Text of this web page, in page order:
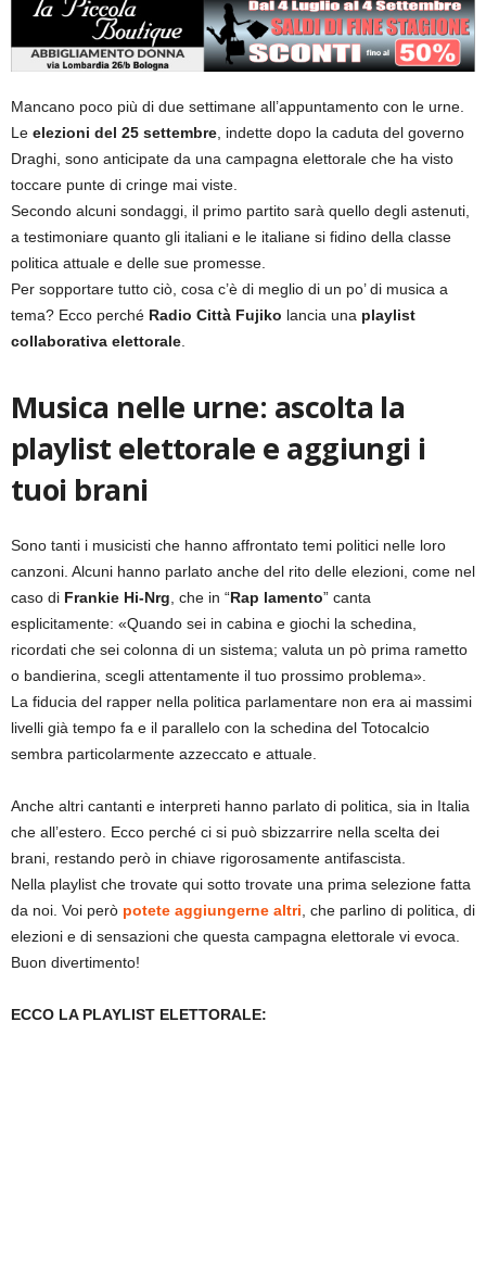
Mancano poco più di due settimane all’appuntamento con le urne.
Le elezioni del 25 settembre, indette dopo la caduta del governo
Draghi, sono anticipate da una campagna elettorale che ha visto
toccare punte di cringe mai viste.
Secondo alcuni sondaggi, il primo partito sarà quello degli astenuti,
a testimoniare quanto gli italiani e le italiane si fidino della classe
politica attuale e delle sue promesse.
Per sopportare tutto ciò, cosa c’è di meglio di un po’ di musica a
tema? Ecco perché Radio Città Fujiko lancia una playlist
collaborativa elettorale.
Musica nelle urne: ascolta la
playlist elettorale e aggiungi i
tuoi brani
Sono tanti i musicisti che hanno affrontato temi politici nelle loro
canzoni. Alcuni hanno parlato anche del rito delle elezioni, come nel
caso di Frankie Hi-Nrg, che in “Rap lamento” canta
esplicitamente: «Quando sei in cabina e giochi la schedina,
ricordati che sei colonna di un sistema; valuta un pò prima rametto
o bandierina, scegli attentamente il tuo prossimo problema».
La fiducia del rapper nella politica parlamentare non era ai massimi
livelli già tempo fa e il parallelo con la schedina del Totocalcio
sembra particolarmente azzeccato e attuale.
Anche altri cantanti e interpreti hanno parlato di politica, sia in Italia
che all’estero. Ecco perché ci si può sbizzarrire nella scelta dei
brani, restando però in chiave rigorosamente antifascista.
Nella playlist che trovate qui sotto trovate una prima selezione fatta
da noi. Voi però potete aggiungerne altri, che parlino di politica, di
elezioni e di sensazioni che questa campagna elettorale vi evoca.
Buon divertimento!
ECCO LA PLAYLIST ELETTORALE: